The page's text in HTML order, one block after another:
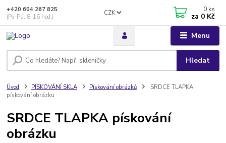
Menu
CZK
Hledat
+420 604 267 825
(Po-Pá, 8-16 hod.)
0 ks
za 0 Kč
Úvod PÍSKOVÁNÍ SKLA Pískování obrázků
SRDCE TLAPKA
pískování obrázku
SRDCE TLAPKA pískování
obrázku